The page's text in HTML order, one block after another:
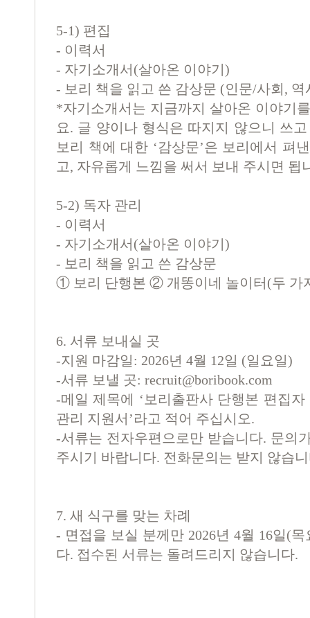
5-1) 편집
- 이력서
- 자기소개서(살아온 이야기)
- 보리 책을 읽고 쓴 감상문 (인문/사회,
*자기소개서는 지금까지 살아온 이야기
요. 글 양이나 형식은 따지지 않으니 쓰
보리 책에 대한 ‘감상문’은 보리에서 펴
고, 자유롭게 느낌을 써서 보내 주시면 됩
5-2) 독자 관리
- 이력서
- 자기소개서 (살아온 이야기 )
- 보리 책을 읽고 쓴 감상문
① 보리 단행본 ② 개똥이네 놀이터 (두 가
6. 서류 보내실 곳
-지원 마감일: 2026년 4월 12일 (일요일)
-서류 보낼 곳: recruit@boribook.com
-메일 제목에 ‘보리출판사 단행본 편집자
관리 지원서’라고 적어 주십시오.
-서류는 전자우편으로만 받습니다. 문의
주시기 바랍니다. 전화문의는 받지 않습
7. 새 식구를 맞는 차례
- 면접을 보실 분께만 2026년 4월 16일(
다. 접수된 서류는 돌려드리지 않습니다.